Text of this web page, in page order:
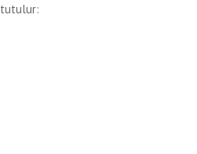
tutulur: